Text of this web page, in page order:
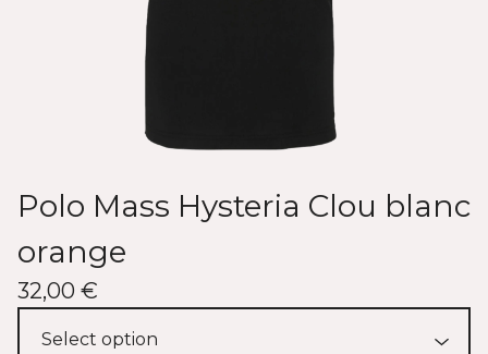
Polo Mass Hysteria Clou blanc
orange
32,00 €